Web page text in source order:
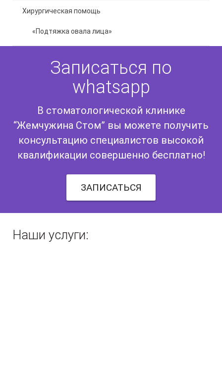
Хирургическая помощь
«Подтяжка овала лица»
Записаться по
whatsapp
В стоматологической клинике
“Жемчужина Стом” вы можете получить
консультацию специалистов высокой
квалификации совершенно бесплатно!
ЗАПИСАТЬСЯ
Наши услуги: